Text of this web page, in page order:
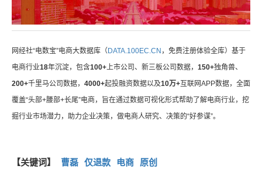
网经社“电数宝”电商大数据库（DATA.100EC.CN ，免费注册体验全库）基于
电商行业18年沉淀，包含100+ 上市公司、新三板公司数据， 150+独角兽、
200+千里马公司数据， 4000+起投融资数据以及10万+互联网APP数据，全面
覆盖“头部+腰部+长尾”电商，旨在通过数据可视化形式帮助了解电商行业，挖
掘行业市场潜力，助力企业决策，做电商人研究、决策的“好参谋”。
【关键词】 曹磊 仅退款 电商 原创